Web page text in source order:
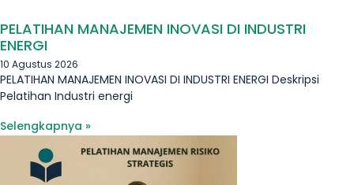
PELATIHAN MANAJEMEN INOVASI DI INDUSTRI
ENERGI
10 Agustus 2026
PELATIHAN MANAJEMEN INOVASI DI INDUSTRI ENERGI Deskripsi
Pelatihan Industri energi
Selengkapnya »